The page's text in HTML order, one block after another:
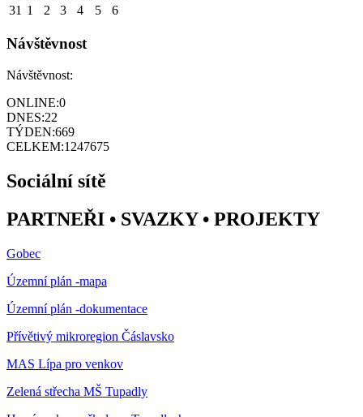
31 1 2 3 4 5 6
Návštěvnost
Návštěvnost:
ONLINE:0
DNES:22
TÝDEN:669
CELKEM:1247675
Sociální sítě
PARTNEŘI • SVAZKY • PROJEKTY
Gobec
Územní plán -mapa
Územní plán -dokumentace
Přívětivý mikroregion Čáslavsko
MAS Lípa pro venkov
Zelená střecha MŠ Tupadly